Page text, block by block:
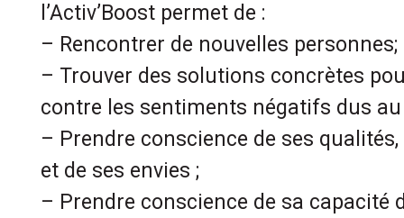
l’Activ’Boost permet de :
– Rencontrer de nouvelles personnes;
– Trouver des solutions concrètes
contre les sentiments négatifs dus
– Prendre conscience de ses
et de ses envies ;
– Prendre conscience de sa capacité